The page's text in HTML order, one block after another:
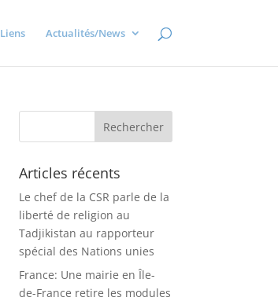
Liens Actualités/News
Articles récents
Le chef de la CSR parle de la
liberté de religion au
Tadjikistan au rapporteur
spécial des Nations unies
France: Une mairie en Île-
de-France retire les modules